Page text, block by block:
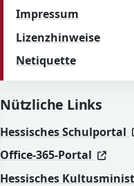
Impressum
Lizenzhinweise
Netiquette
Nützliche Links
Hessisches Schulportal
Office-365-Portal
Hessisches